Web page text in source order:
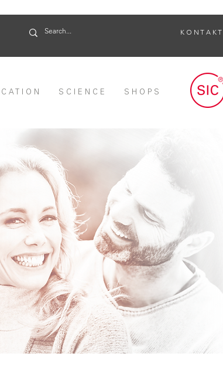
K O N T A K T
A T I O N S C I E N C E S H O P S